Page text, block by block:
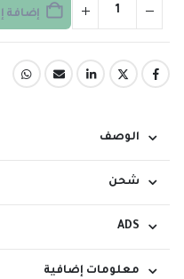
إضافة
الوصف
شحن
ADS
معلومات إضافية